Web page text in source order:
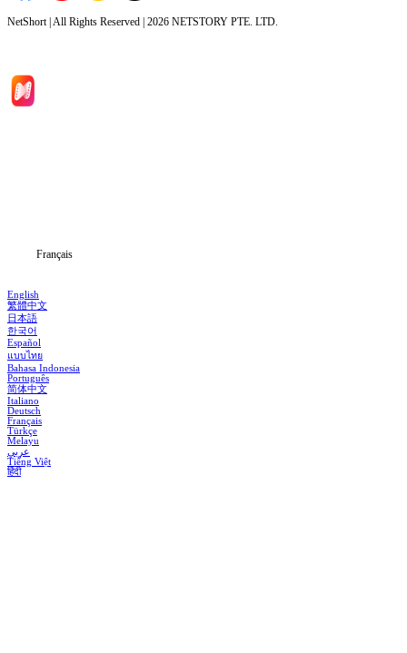
NetShort | All Rights Reserved | 2026 NETSTORY PTE. LTD.
Français
English
繁體中文
日本語
한국어
Español
แบบไทย
Bahasa Indonesia
Português
简体中文
Italiano
Deutsch
Français
Türkçe
Melayu
عربي
Tiếng Việt
हिंदी